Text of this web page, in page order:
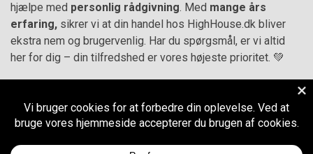
hjælpe med personlig rådgivning. Med mange års
erfaring, sikrer vi at din handel hos HighHouse.dk bliver
ekstra nem og brugervenlig. Har du spørgsmål, er vi altid
her for dig – din tilfredshed er vores højeste prioritet. 💚
Handelsbetingelser– Cookie- og privatlivspolitik